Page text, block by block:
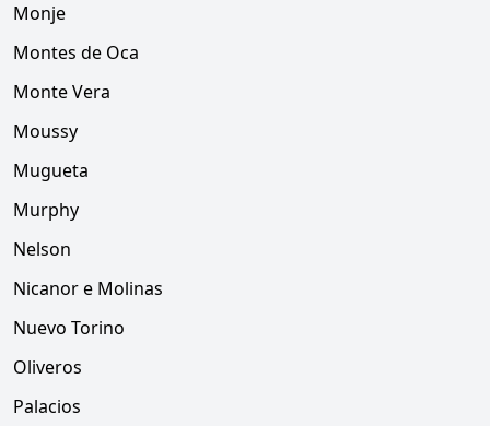
Monje
Montes de Oca
Monte Vera
Moussy
Mugueta
Murphy
Nelson
Nicanor e Molinas
Nuevo Torino
Oliveros
Palacios